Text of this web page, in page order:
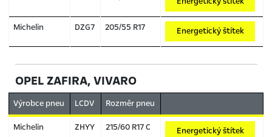
Michelin DZG7 205/55 R17 Energetický štítek
OPEL ZAFIRA, VIVARO
Výrobce pneu LCDV Rozměr pneu
Michelin ZHYY 215/60 R17 C Energetický štítek